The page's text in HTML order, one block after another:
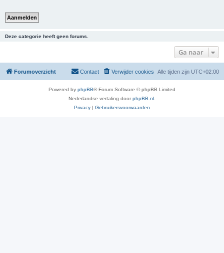
Deze categorie heeft geen forums.
Ga naar
Forumoverzicht Alle tijden zijn UTC+02:00
Verwijder cookies
Contact
Powered by phpBB® Forum Software © phpBB Limited
Nederlandse vertaling doorphpBB.nl
Privacy | Gebruikersvoorwaarden